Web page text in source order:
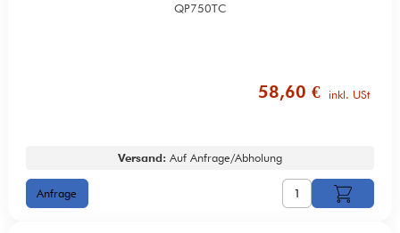
QP750TC
58,60 € inkl. USt
Versand: Auf Anfrage/Abholung